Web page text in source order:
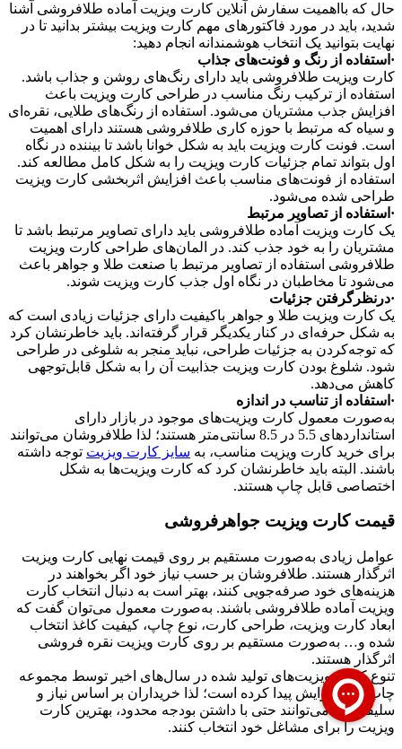
حال که بااهمیت سفارش آنلاین کارت ویزیت آماده طلافروشی آشنا
شدید، باید در مورد فاکتورهای مهم کارت ویزیت بیشتر بدانید تا در
نهایت بتوانید یک انتخاب هوشمندانه انجام دهید:
·استفاده از رنگ و فونت‌های جذاب
کارت ویزیت طلافروشی باید دارای رنگ‌های روشن و جذاب باشد.
استفاده از ترکیب رنگ مناسب در طراحی کارت ویزیت باعث
افزایش جذب مشتریان می‌شود. استفاده از رنگ‌های طلایی، نقره‌ای
و سیاه که مرتبط با حوزه کاری طلافروشی هستند دارای اهمیت
است. فونت کارت ویزیت باید به شکل خوانا باشد تا بیننده در نگاه
اول بتواند تمام جزئیات کارت ویزیت را به شکل کامل مطالعه کند.
استفاده از فونت‌های مناسب باعث افزایش اثربخشی کارت ویزیت
طراحی شده می‌شود.
·استفاده از تصاویر مرتبط
یک کارت ویزیت آماده طلافروشی باید دارای تصاویر مرتبط باشد تا
مشتریان را به خود جذب کند. در المان‌های طراحی کارت ویزیت
طلافروشی استفاده از تصاویر مرتبط با صنعت طلا و جواهر باعث
می‌شود تا مخاطبان در نگاه اول جذب کارت ویزیت شوند.
·درنظرگرفتن جزئیات
یک کارت ویزیت طلا و جواهر باکیفیت دارای جزئیات زیادی است که
به شکل حرفه‌ای در کنار یکدیگر قرار گرفته‌اند. باید خاطرنشان کرد
که توجه‌کردن به جزئیات طراحی، نباید منجر به شلوغی در طراحی
شود. شلوغ بودن کارت ویزیت جذابیت آن را به شکل قابل‌توجهی
کاهش می‌دهد.
·استفاده از تناسب در اندازه
به‌صورت معمول کارت ویزیت‌های موجود در بازار دارای
استانداردهای 5.5 در 8.5 سانتی‌متر هستند؛ لذا طلافروشان می‌توانند
برای خرید کارت ویزیت مناسب، به سایز کارت ویزیت توجه داشته
باشند. البته باید خاطرنشان کرد که کارت ویزیت‌ها به شکل
اختصاصی قابل چاپ هستند.
قیمت کارت ویزیت جواهرفروشی
عوامل زیادی به‌صورت مستقیم بر روی قیمت نهایی کارت ویزیت
اثرگذار هستند. طلافروشان بر حسب نیاز خود اگر بخواهند در
هزینه‌های خود صرفه‌جویی کنند، بهتر است به دنبال انتخاب کارت
ویزیت آماده طلافروشی باشند. به‌صورت معمول می‌توان گفت که
ابعاد کارت ویزیت، طراحی کارت، نوع چاپ، کیفیت کاغذ انتخاب
شده و… به‌صورت مستقیم بر روی کارت ویزیت نقره فروشی
اثرگذار هستند.
تنوع کارت ویزیت‌های تولید شده در سال‌های اخیر توسط مجموعه
چاپ دینو افزایش پیدا کرده است؛ لذا خریداران بر اساس نیاز و
سلیقه خود می‌توانند حتی با داشتن بودجه محدود، بهترین کارت
ویزیت را برای مشاغل خود انتخاب کنند.